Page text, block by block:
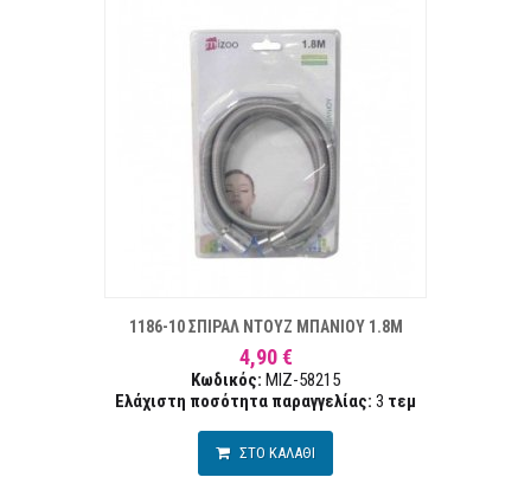
1186-10 ΣΠΙΡΑΛ ΝΤΟΥΖ ΜΠΑΝΙΟΥ 1.8Μ
4,90 €
Κωδικός: MIZ-58215
Ελάχιστη ποσότητα παραγγελίας: 3 τεμ
ΣΤΟ ΚΑΛΑΘΙ